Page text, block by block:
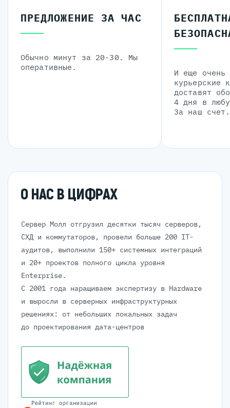
ПРЕДЛОЖЕНИЕ ЗА ЧАС
Обычно минут за 20-30. Мы
оперативные.
И еще очень
курьерские
доставят
4 дня в
За наш счет.
О НАС В ЦИФРАХ
Сервер Молл отгрузил десятки тысяч серверов,
СХД и коммутаторов, провели больше 200 IT-
аудитов, выполнили 150+ системных интеграций
и 20+ проектов полного цикла уровня
Enterprise.
С 2001 года наращиваем экспертизу в Hardware
и выросли в серверных инфраструктурных
решениях: от небольших локальных задач
до проектирования дата-центров